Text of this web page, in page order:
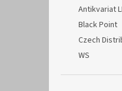
Antikvariat
Black Point
Czech
WS